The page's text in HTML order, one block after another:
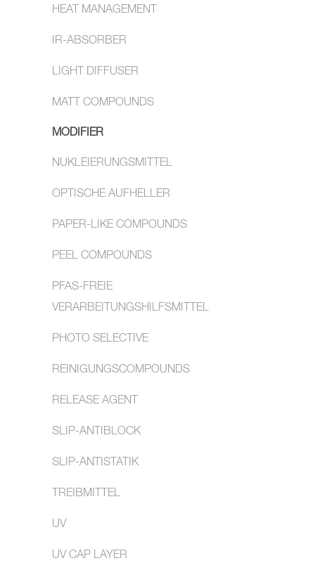
HEAT MANAGEMENT
IR-ABSORBER
LIGHT DIFFUSER
MATT COMPOUNDS
MODIFIER
NUKLEIERUNGSMITTEL
OPTISCHE AUFHELLER
PAPER-LIKE COMPOUNDS
PEEL COMPOUNDS
PFAS-FREIE
VERARBEITUNGSHILFSMITTEL
PHOTO SELECTIVE
REINIGUNGSCOMPOUNDS
RELEASE AGENT
SLIP-ANTIBLOCK
SLIP-ANTISTATIK
TREIBMITTEL
UV
UV CAP LAYER